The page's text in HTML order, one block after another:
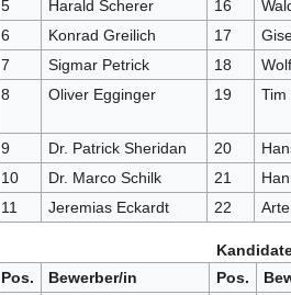
5
Harald Scherer 16
6
Konrad Greilich 17
7
Sigmar Petrick 18
8
Oliver Egginger 19 Tim
9 Dr. Patrick Sheridan 20
10
Dr. Marco Schilk 21
11
Jeremias Eckardt 22
Pos.
Bewerber/in Pos.